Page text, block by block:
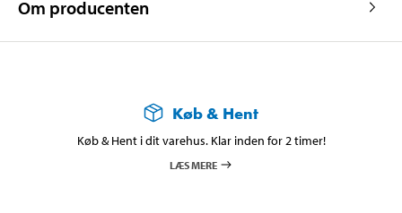
Om producenten
Køb & Hent
Køb & Hent i dit varehus. Klar inden for 2 timer!
LÆS MERE